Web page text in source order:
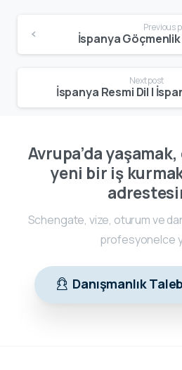
Previous
Next post
Avrupa’da
yeni bir iş
Schengate, vize, oturum ve
profesyonelce
Danışmanlık